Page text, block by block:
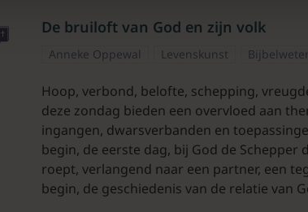
De bruiloft van God en zijn volk
Anneke Oppewal Levenskunst
Hoop, verbond, belofte, schepping,
deze zondag bieden een overvloed aan
ingangen, dwarsverbanden en
begin, de eerste dag, bij God de
roept, verlangend naar een partner, een
begin, de geschiedenis van de relatie van